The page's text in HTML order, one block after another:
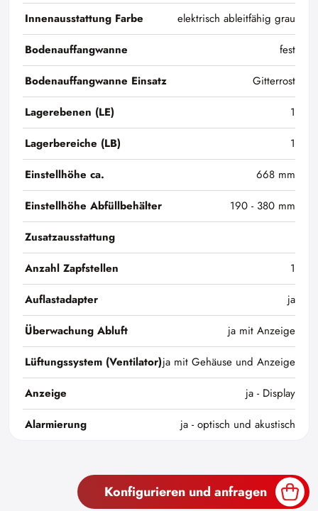
Innenausstattung Farbe
elektrisch ableitfähig grau
Bodenauffangwanne
fest
Bodenauffangwanne Einsatz
Gitterrost
Lagerebenen (LE)
1
Lagerbereiche (LB)
1
Einstellhöhe ca.
668 mm
Einstellhöhe Abfüllbehälter
190 - 380 mm
Zusatzausstattung
Anzahl Zapfstellen
1
Auflastadapter
ja
Überwachung Abluft
ja mit Anzeige
Lüftungssystem (Ventilator)ja mit Gehäuse und Anzeige
Anzeige
ja - Display
Alarmierung
ja - optisch und akustisch
Konfigurieren und anfragen